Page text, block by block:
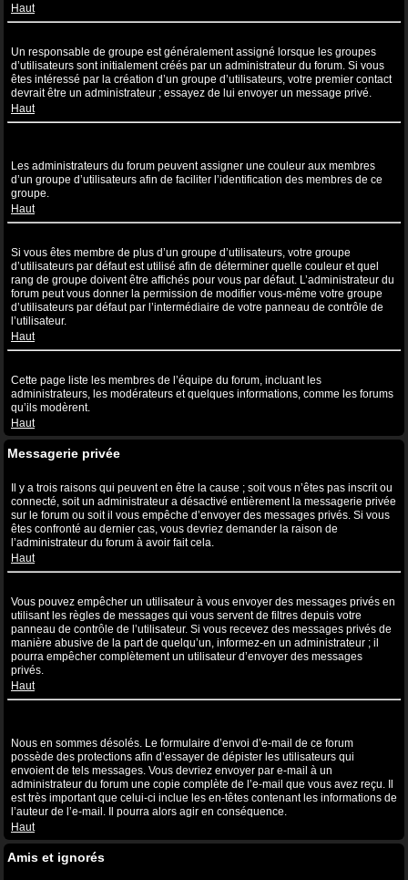
Haut
Un responsable de groupe est généralement assigné lorsque les groupes
d’utilisateurs sont initialement créés par un administrateur du forum. Si vous
êtes intéressé par la création d’un groupe d’utilisateurs, votre premier contact
devrait être un administrateur ; essayez de lui envoyer un message privé.
Haut
Les administrateurs du forum peuvent assigner une couleur aux membres
d’un groupe d’utilisateurs afin de faciliter l’identification des membres de ce
groupe.
Haut
Si vous êtes membre de plus d’un groupe d’utilisateurs, votre groupe
d’utilisateurs par défaut est utilisé afin de déterminer quelle couleur et quel
rang de groupe doivent être affichés pour vous par défaut. L’administrateur du
forum peut vous donner la permission de modifier vous-même votre groupe
d’utilisateurs par défaut par l’intermédiaire de votre panneau de contrôle de
l’utilisateur.
Haut
Cette page liste les membres de l’équipe du forum, incluant les
administrateurs, les modérateurs et quelques informations, comme les forums
qu’ils modèrent.
Haut
Messagerie privée
Il y a trois raisons qui peuvent en être la cause ; soit vous n’êtes pas inscrit ou
connecté, soit un administrateur a désactivé entièrement la messagerie privée
sur le forum ou soit il vous empêche d’envoyer des messages privés. Si vous
êtes confronté au dernier cas, vous devriez demander la raison de
l’administrateur du forum à avoir fait cela.
Haut
Vous pouvez empêcher un utilisateur à vous envoyer des messages privés en
utilisant les règles de messages qui vous servent de filtres depuis votre
panneau de contrôle de l’utilisateur. Si vous recevez des messages privés de
manière abusive de la part de quelqu’un, informez-en un administrateur ; il
pourra empêcher complètement un utilisateur d’envoyer des messages
privés.
Haut
Nous en sommes désolés. Le formulaire d’envoi d’e-mail de ce forum
possède des protections afin d’essayer de dépister les utilisateurs qui
envoient de tels messages. Vous devriez envoyer par e-mail à un
administrateur du forum une copie complète de l’e-mail que vous avez reçu. Il
est très important que celui-ci inclue les en-têtes contenant les informations de
l’auteur de l’e-mail. Il pourra alors agir en conséquence.
Haut
Amis et ignorés